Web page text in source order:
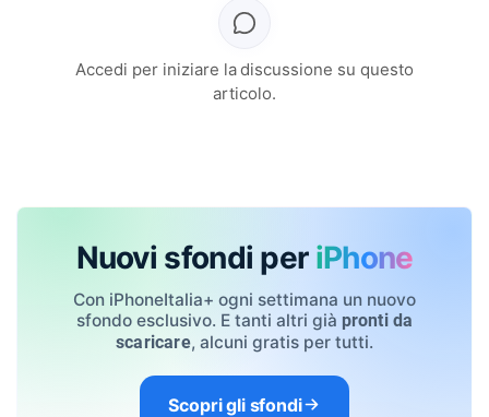
Accedi per iniziare la discussione su questo
articolo.
Nuovi sfondi per iPhone
Con iPhoneItalia+ ogni settimana un nuovo
sfondo esclusivo. E tanti altri già pronti da
scaricare, alcuni gratis per tutti.
Scopri gli sfondi